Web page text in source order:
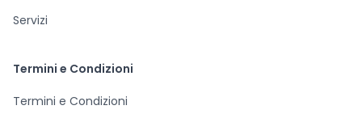
Servizi
Termini e Condizioni
Termini e Condizioni